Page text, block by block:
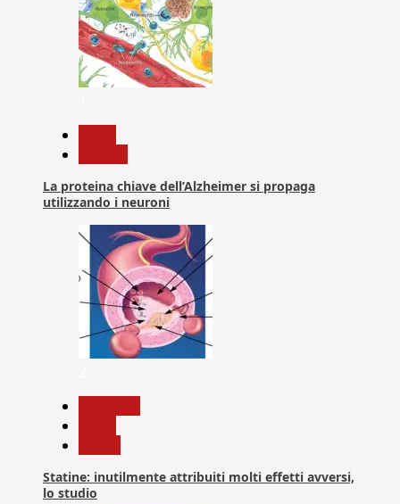
La proteina chiave dell’Alzheimer si propaga
utilizzando i neuroni
Statine: inutilmente attribuiti molti effetti avversi,
lo studio